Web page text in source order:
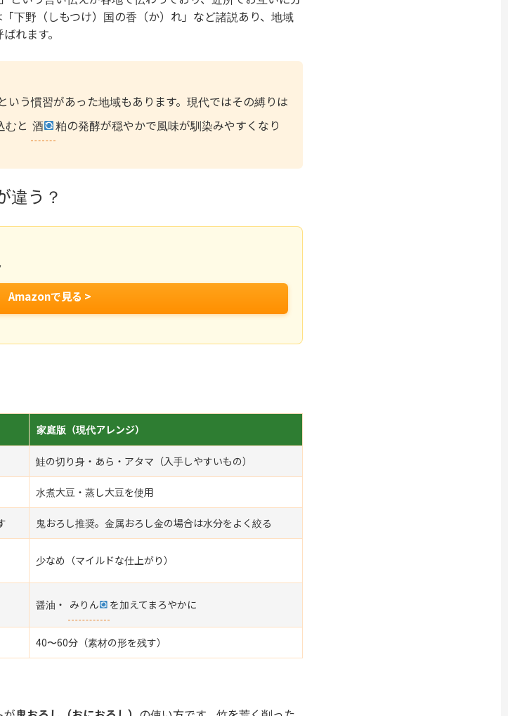
下野（しもつけ）国の香（か）れ」など諸説あり、地域
れます。
いう慣習があった地域もあります。現代ではその縛りは
むと 酒
粕の発酵が穏やかで風味が馴染みやすくなり
違う？
Amazonで見る >
家庭版（現代アレンジ）
鮭の切り身・あら・アタマ（入手しやすいもの）
水煮大豆・蒸し大豆を使用
鬼おろし推奨。金属おろし金の場合は水分をよく絞る
少なめ（マイルドな仕上がり）
醤油・ みりん を加えてまろやかに
40〜60分（素材の形を残す）